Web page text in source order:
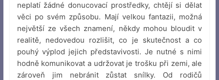
neplatí žádné donucovací prostředky, chtějí si dělat
věci po svém způsobu. Mají velkou fantazii, možná
největší ze všech znamení, někdy mohou bloudit v
realitě, nedovedou rozlišit, co je skutečnost a co
pouhý výplod jejich představivosti. Je nutné s nimi
hodně komunikovat a udržovat je trošku při zemi, ale
zároveň jim nebránit zůstat snílky. Od rodičů